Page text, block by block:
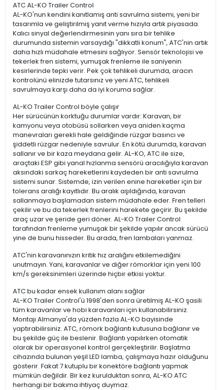
ATC AL-KO Trailer Control
AL-KO'nun kendini kanıtlamış anti savrulma sistemi, yeni bir
tasarımla ve geliştirilmiş yanıt verme hızıyla artık piyasada.
Kalıcı sinyal değerlendirmesinin yanı sıra bir tehlike
durumunda sistemin varsaydığı "dikkatli konum", ATC'nin artık
daha hızlı müdahale etmesini sağlıyor. Sensör teknolojisi ve
tekerlek fren sistemi, yumuşak frenleme ile saniyenin
kesirlerinde tepki verir. Pek çok tehlikeli durumda, aracın
kontrolünü elinizde tutarsınız ve yeni ATC, tehlikeli
savrulmaya karşı daha da iyi koruma sağlar.
AL-KO Trailer Control böyle çalışır
Her sürücünün korktuğu durumlar vardır: Karavan, bir
kamyonu veya otobüsü sollarken veya aniden kaçma
manevraları gerekli hale geldiğinde rüzgar basıncı ve
şiddetli rüzgar nedeniyle savrulur. En kötü durumda, karavan
sallanır ve bir kaza meydana gelir. AL-KO, ATC ile size,
araçtaki ESP gibi yanal hızlanma sensörü aracılığıyla karavan
aksındaki sarkaç hareketlerini kaydeden bir anti savrulma
sistemi sunar. Sistemde, izin verilen enine hareketler için bir
tolerans aralığı kayıtlıdır. Bu aralık aşıldığında, karavan
sallanmaya başlamadan sistem müdahale eder. Fren telleri
çekilir ve bu da tekerlek frenlerini harekete geçirir. Bu şekilde
araç uzar ve şeride geri döner. AL-KO Trailer Control
tarafından frenleme yumuşak bir şekilde yapılır ancak sürücü
yine de bunu hisseder. Bu arada, fren lambaları yanmaz.
ATC'nin karavanınızın kritik hız aralığını etkilemediğini
unutmayın. Yani, karavanlar ve diğer römorklar için yeni 100
km/s gereksinimleri üzerinde hiçbir etkisi yoktur.
ATC bu kadar ensek kullanım alanı sağlar
AL-KO Trailer Control'ü 1998'den sonra üretilmiş AL-KO şasili
tüm karavanlar ve hobi karavanları için kullanabilirsiniz.
Montajı Almanya'da yüzden fazla AL-KO bayisinde
yaptırabilirsiniz. ATC, römork bağlantı kutusuna bağlanır ve
bu şekilde güç ile beslenir. Bağlantı yapılırken otomatik
olarak bir operasyonel kontrol gerçekleştirilir. Başlatma
cihazında bulunan yeşil LED lamba, çalışmaya hazır olduğunu
gösterir. Fakat 7 kutuplu bir konektöre bağlantı yapmak
mümkün değildir. Bir kez kurulduktan sonra, AL-KO ATC
herhangi bir bakıma ihtiyaç duymaz.